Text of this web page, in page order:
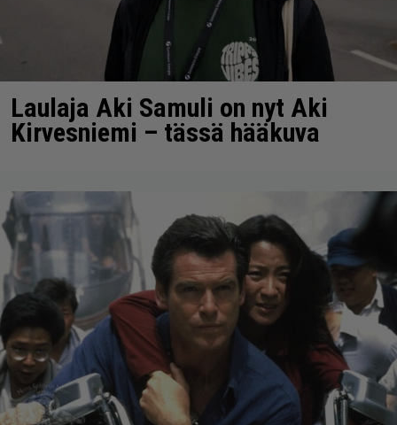
Laulaja Aki Samuli on nyt Aki
Kirvesniemi – tässä hääkuva